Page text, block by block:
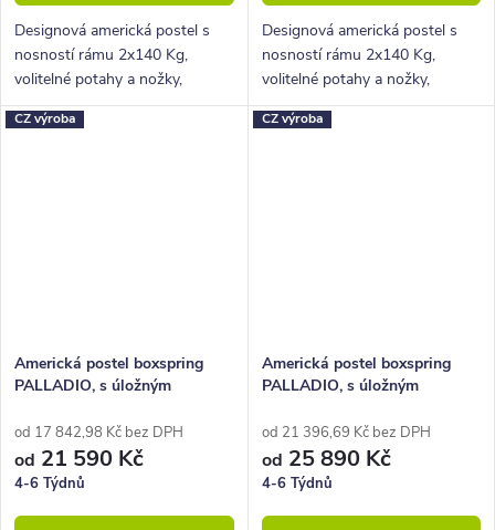
Designová americká postel s
nosností rámu 2x140 Kg,
volitelné potahy a nožky,
hluboký úložný prostor.
Designová americká postel s
nosností rámu 2x140 Kg,
volitelné potahy a nožky,
hluboký úložný prostor.
CZ výroba
Americká postel boxspring
PALLADIO, s úložným
od 17 842,98 Kč bez DPH
od 21 590 Kč
4-6 Týdnů
CZ výroba
Americká postel boxspring
PALLADIO, s úložným
od 21 396,69 Kč bez DPH
od 25 890 Kč
4-6 Týdnů